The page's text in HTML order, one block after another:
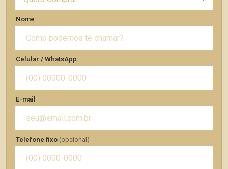
Nome
Celular / WhatsApp
E-mail
Telefone fixo (opcional)